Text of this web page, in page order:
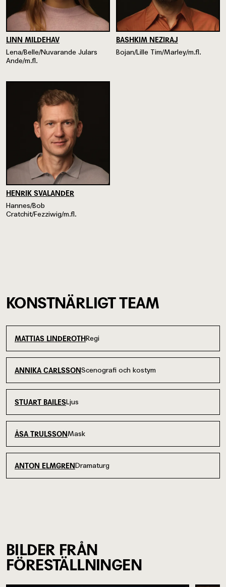
LINN MILDEHAV
Lena/Belle/Nuvarande Julars
Ande/m.fl.
BASHKIM NEZIRAJ
Bojan/Lille Tim/Marley/m.fl.
HENRIK SVALANDER
Hannes/Bob
Cratchit/Fezziwig/m.fl.
KONSTNÄRLIGT TEAM
MATTIAS LINDEROTHRegi
ANNIKA CARLSSONScenografi och kostym
STUART BAILESLjus
ÅSA TRULSSONMask
ANTON ELMGRENDramaturg
BILDER FRÅN
FÖRESTÄLLNINGEN